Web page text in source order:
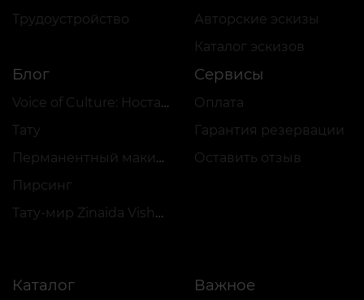
Трудоустройство
Авторские эскизы
Каталог эскизов
Блог
Voice of Culture: Ностальгия по 2000-м
Тату
Перманентный макияж
Пирсинг
Тату-мир Zinaida Vishenka
Сервисы
Оплата
Гарантия резервации
Оставить отзыв
Каталог Важное